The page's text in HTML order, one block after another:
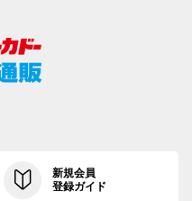
新規会員
登録ガイド